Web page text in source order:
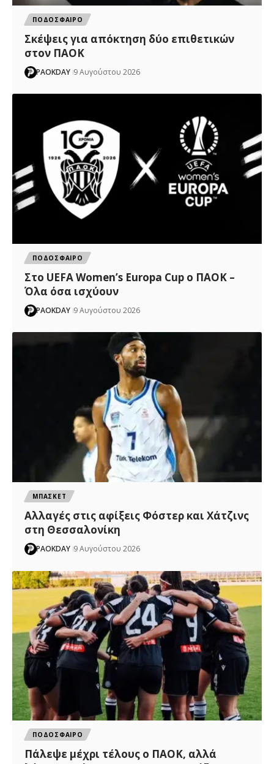
ΠΟΔΟΣΦΑΙΡΟ
Σκέψεις για απόκτηση δύο επιθετικών
στον ΠΑΟΚ
PAOKDAY 9 Αυγούστου 2026
ΠΟΔΟΣΦΑΙΡΟ
Στο UEFA Women’s Europa Cup ο ΠΑΟΚ –
Όλα όσα ισχύουν
PAOKDAY 9 Αυγούστου 2026
ΜΠΑΣΚΕΤ
Αλλαγές στις αφίξεις Φόστερ και Χάτζινς
στη Θεσσαλονίκη
PAOKDAY 9 Αυγούστου 2026
ΠΟΔΟΣΦΑΙΡΟ
Πάλεψε μέχρι τέλους ο ΠΑΟΚ, αλλά